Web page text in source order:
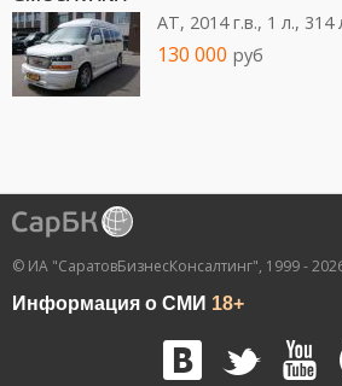
AT, 2014 г.в., 1 л., 314
130 000 руб
© ИА "СаратовБизнесКонсалтинг", 1999 -
Информация о СМИ 18+